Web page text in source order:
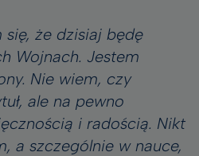
się, że dzisiaj będę
Wojnach. Jestem
Nie wiem, czy
ale na pewno
i radością. Nikt
a szczególnie w nauce,